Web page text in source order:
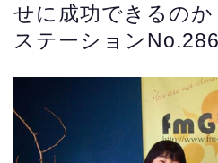
せに成功できるの
ステーションNo.286